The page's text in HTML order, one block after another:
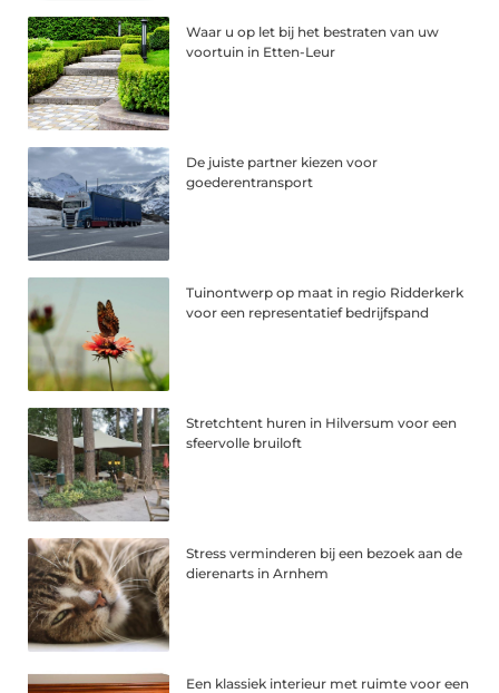
Waar u op let bij het bestraten van uw
voortuin in Etten-Leur
De juiste partner kiezen voor
goederentransport
Tuinontwerp op maat in regio Ridderkerk
voor een representatief bedrijfspand
Stretchtent huren in Hilversum voor een
sfeervolle bruiloft
Stress verminderen bij een bezoek aan de
dierenarts in Arnhem
Een klassiek interieur met ruimte voor een